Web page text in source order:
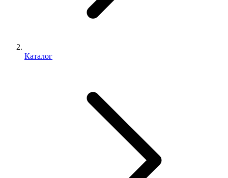
Каталог